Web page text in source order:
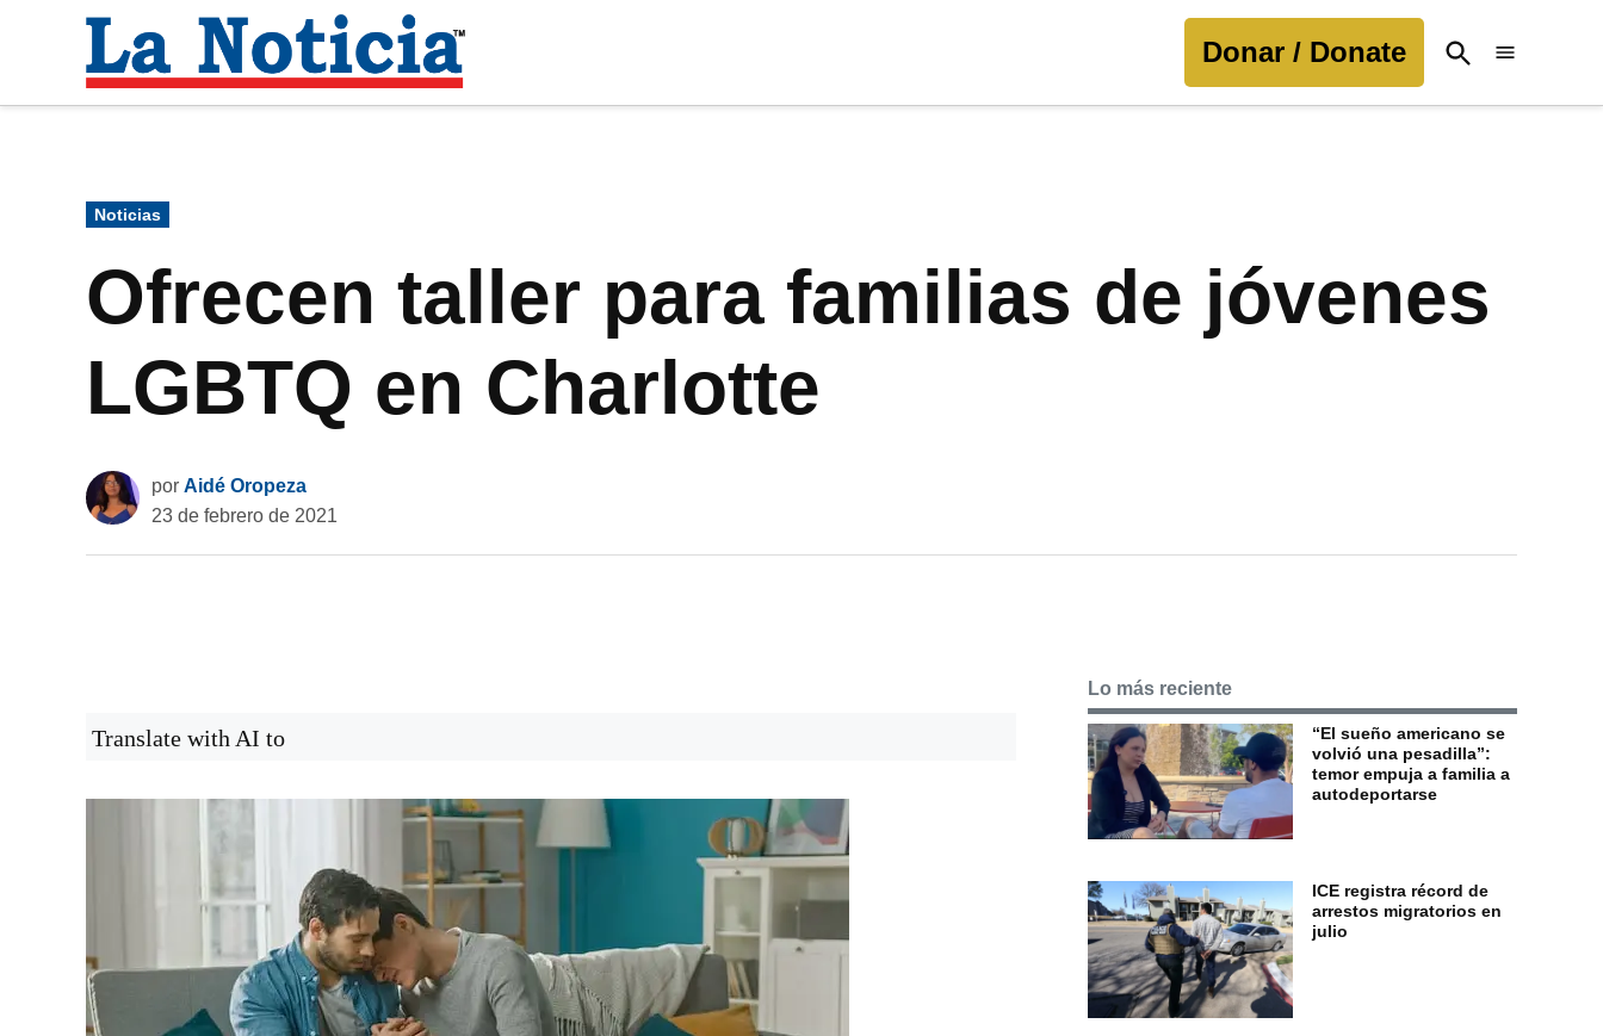
contenido
Noticia
Donar / Donate
Open
Search
Publicado
en
Noticias
Ofrecen taller para familias de jóvenes
LGBTQ en Charlotte
por Aidé Oropeza
23 de febrero de 2021
Translate with AI to
Lo más reciente
“El sueño americano se
volvió una pesadilla”:
temor empuja a familia a
autodeportarse
ICE registra récord de
arrestos migratorios en
julio